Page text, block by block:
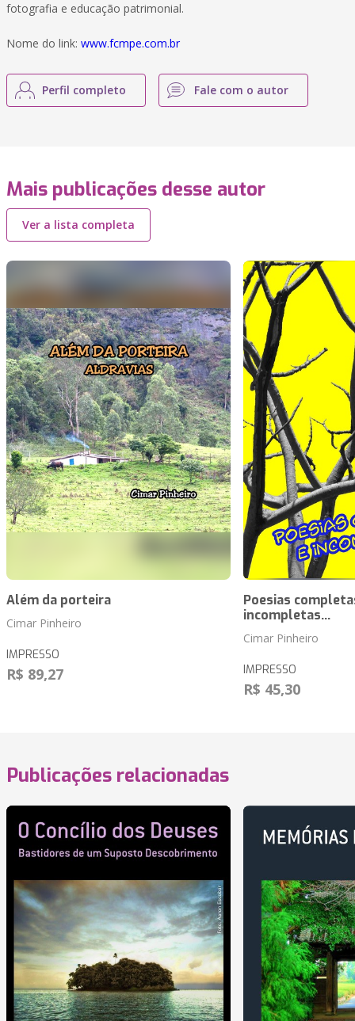
fotografia e educação patrimonial.
Nome do link: www.fcmpe.com.br
Perfil completo Fale com o autor
Mais publicações desse autor
Ver a lista completa
Além da porteira
Cimar Pinheiro
IMPRESSO
R$ 89,27
Poesias
incompletas...
Cimar Pinheiro
IMPRESSO
R$ 45,30
Publicações relacionadas